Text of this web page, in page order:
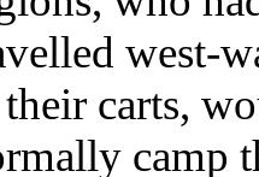
west-
carts,
camp